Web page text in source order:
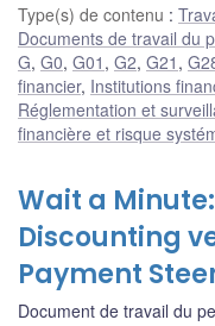
Type(s) de contenu :
Documents de travail du
G, G0, G01 , G2, G21 ,
financier, Institutions
Réglementation et
financière et risque
Wait a
Discounting
Payment
Document de travail du